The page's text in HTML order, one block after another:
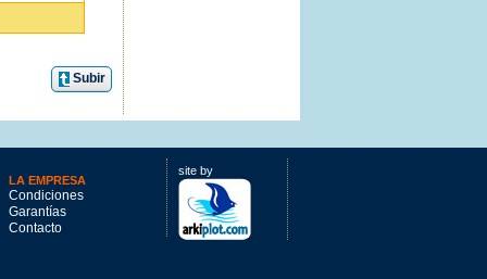
Subir
LA EMPRESA
Condiciones
Garantías
Contacto
site by